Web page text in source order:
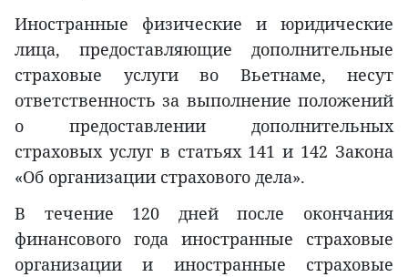
Иностранные физические и юридические
лица, предоставляющие дополнительные
страховые услуги во Вьетнаме, несут
ответственность за выполнение положений
о предоставлении дополнительных
страховых услуг в статьях 141 и 142 Закона
«Об организации страхового дела».
В течение 120 дней после окончания
финансового года иностранные страховые
организации и иностранные страховые